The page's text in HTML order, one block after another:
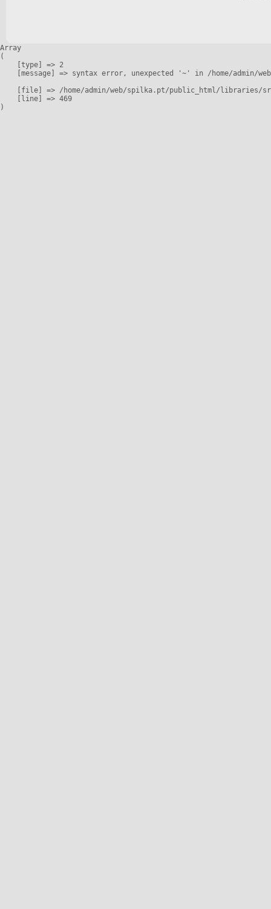
Array
(
    [type] => 2
[message] => syntax error, unexpected '~' in /home/admin/
[file] => /home/admin/web/spilka.pt/public_html/libraries/
    [line] => 469